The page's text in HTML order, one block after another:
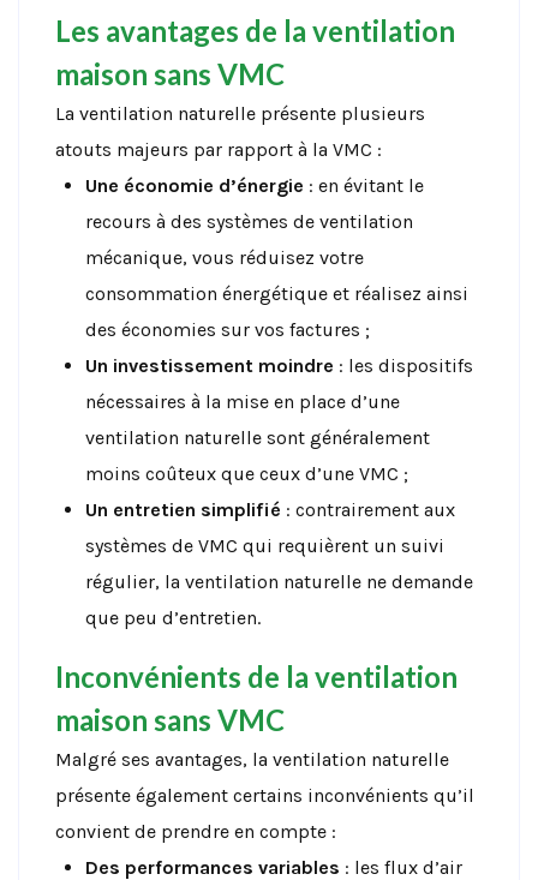
Les avantages de la ventilation
maison sans VMC
La ventilation naturelle présente plusieurs
atouts majeurs par rapport à la VMC :
Une économie d’énergie : en évitant le
recours à des systèmes de ventilation
mécanique, vous réduisez votre
consommation énergétique et réalisez ainsi
des économies sur vos factures ;
Un investissement moindre : les dispositifs
nécessaires à la mise en place d’une
ventilation naturelle sont généralement
moins coûteux que ceux d’une VMC ;
Un entretien simplifié : contrairement aux
systèmes de VMC qui requièrent un suivi
régulier, la ventilation naturelle ne demande
que peu d’entretien.
Inconvénients de la ventilation
maison sans VMC
Malgré ses avantages, la ventilation naturelle
présente également certains inconvénients qu’il
convient de prendre en compte :
Des performances variables : les flux d’air